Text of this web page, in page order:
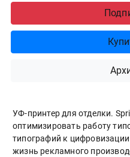
УФ-принтер для отделки.
оптимизировать работу
типографий к
жизнь рекламного